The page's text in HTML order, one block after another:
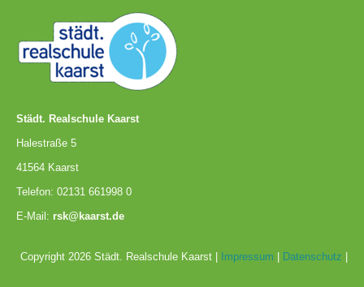
Infos
für
Viertklässler
Anmeldung
Schülerbücherei
Hausordnung
Städt. Realschule Kaarst
Halestraße 5
41564 Kaarst
Telefon: 02131 661998 0
E-Mail: rsk@kaarst.de
Copyright 2026 Städt. Realschule Kaarst | Impressum Datenschutz